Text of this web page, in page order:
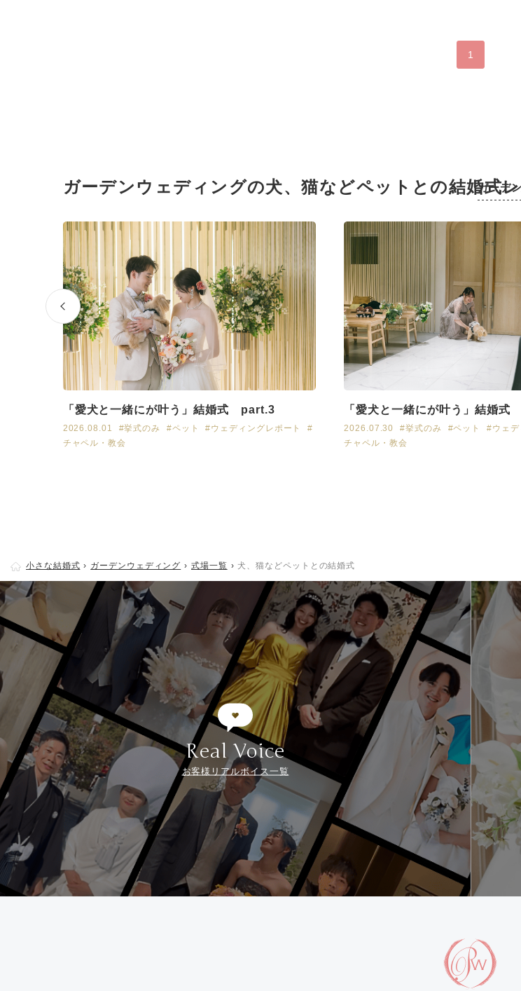
1
ガーデンウェディングの犬、猫などペットとの結婚式
ガーデ
「愛犬と一緒にが叶う」結婚式 part.3
2026.08.01 #挙式のみ #ペット #ウェディングレポート
#
チャペル・教会
「愛犬と一緒にが叶う」結婚
2026.07.30 #挙式のみ #ペット #ウェデ
チャペル・教会
小さな結婚式 ガーデンウェディング 式場一覧 犬、猫などペットとの結婚式
Real Voice
お客様リアルボイス一覧